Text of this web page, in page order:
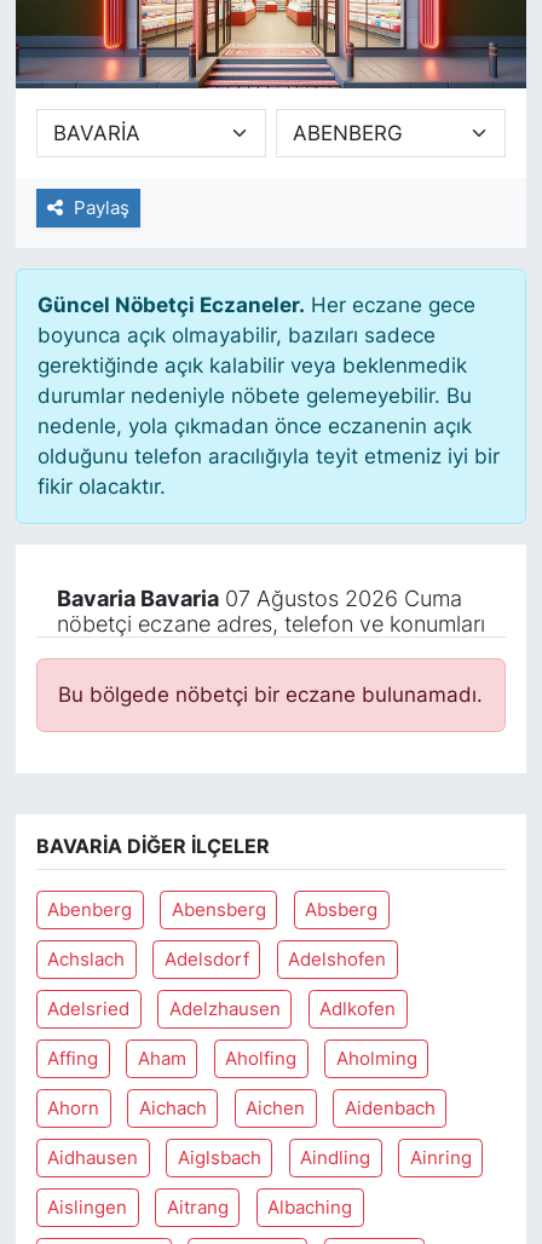
Paylaş
Güncel Nöbetçi Eczaneler. Her eczane gece
boyunca açık olmayabilir, bazıları sadece
gerektiğinde açık kalabilir veya beklenmedik
durumlar nedeniyle nöbete gelemeyebilir. Bu
nedenle, yola çıkmadan önce eczanenin açık
olduğunu telefon aracılığıyla teyit etmeniz iyi bir
fikir olacaktır.
Bavaria Bavaria07 Ağustos 2026 Cuma
nöbetçi eczane adres, telefon ve konumları
Bu bölgede nöbetçi bir eczane bulunamadı.
BAVARIA DIĞER İLÇELER
Abenberg Abensberg Absberg
Achslach Adelsdorf Adelshofen
Adelsried Adelzhausen Adlkofen
Affing Aham Aholfing Aholming
Ahorn Aichach Aichen Aidenbach
Aidhausen Aiglsbach Aindling Ainring
Aislingen Aitrang Albaching
SİYASET
SAĞLIK